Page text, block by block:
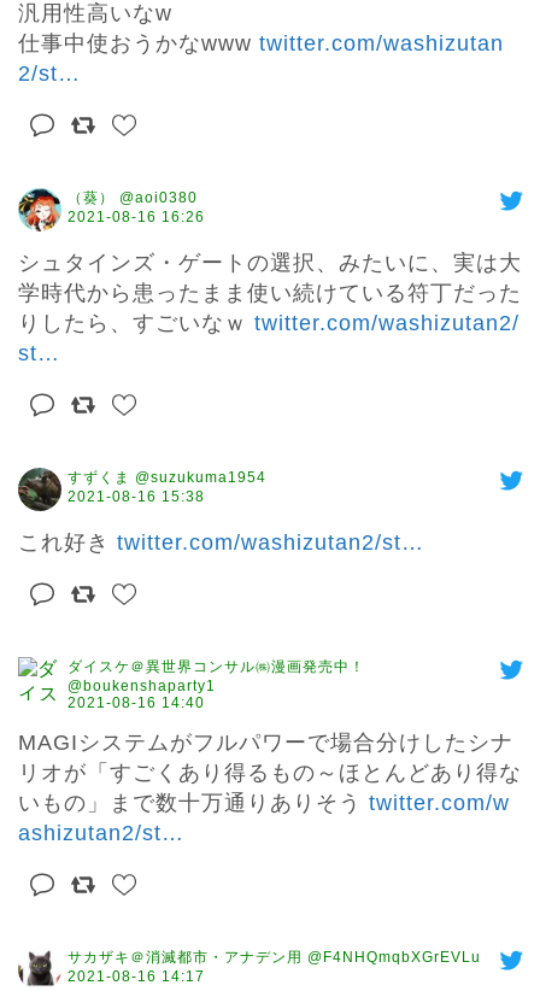
汎用性高いなw
仕事中使おうかなwww twitter.com/washizutan
2/st…
（葵） @aoi0380
2021-08-16 16:26
シュタインズ・ゲートの選択、みたいに、実は大
学時代から患ったまま使い続けている符丁だった
りしたら、すごいなｗ twitter.com/washizutan2/
st…
すずくま @suzukuma1954
2021-08-16 15:38
これ好き twitter.com/washizutan2/st…
ダイスケ＠異世界コンサル㈱漫画発売中！
@boukenshaparty1
2021-08-16 14:40
MAGIシステムがフルパワーで場合分けしたシナ
リオが「すごくあり得るもの～ほとんどあり得な
いもの」まで数十万通りありそう twitter.com/w
ashizutan2/st…
サカザキ＠消滅都市・アナデン用 @F4NHQmqbXGrEVLu
2021-08-16 14:17